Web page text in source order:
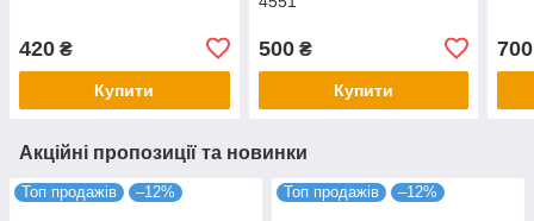
420 ₴
Купити
500₴
Купити
700
Акційні пропозиції та новинки
Топ продажів –12% Топ продажів –12%